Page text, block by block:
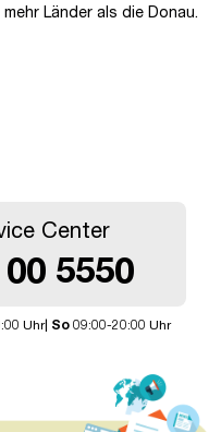
Länder als die Donau.
Center
5550
Uhr| So 09:00-20:00 Uhr